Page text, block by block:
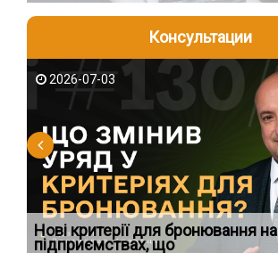
Консультации
2026-07-03
Нові критерії для бронювання на
підприємствах, що